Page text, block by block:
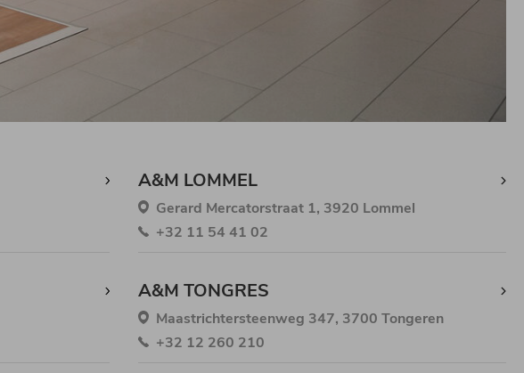
A&M LOMMEL
Gerard Mercatorstraat 1, 3920 Lommel
+32 11 54 41 02
A&M TONGRES
Maastrichtersteenweg 347, 3700 Tongeren
+32 12 260 210